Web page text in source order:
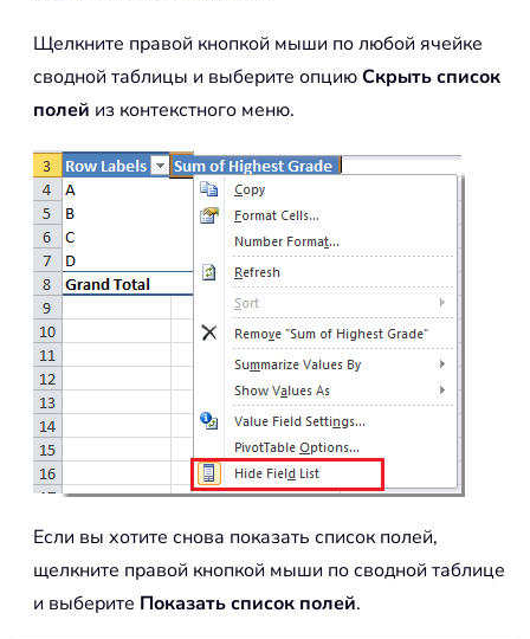
Щелкните правой кнопкой мыши по любой ячейке
сводной таблицы и выберите опциюСкрыть список
полей из контекстного меню.
Если вы хотите снова показать список полей,
щелкните правой кнопкой мыши по сводной таблице
и выберите Показать список полей.